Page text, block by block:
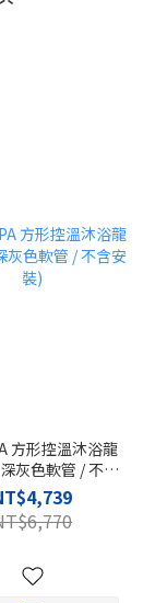
方形控溫沐浴龍
灰色軟管 / 不含
安裝)